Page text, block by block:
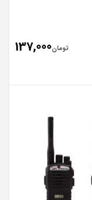
تومان137,000